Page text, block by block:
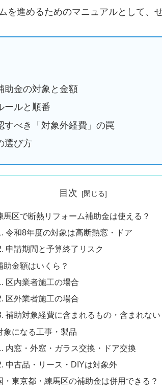
を進めるためのマニュアルとして、
助金の対象と金額
ールと順番
すべき「対象外経費」の罠
選び方
目次
馬区で断熱リフォーム補助金は使える？
令和8年度の対象は高断熱窓・ドア
申請期間と予算終了リスク
助金額はいくら？
区内業者施工の場合
区外業者施工の場合
補助対象経費に含まれるもの・含まれな
象になる工事・製品
内窓・外窓・ガラス交換・ドア交換
中古品・リース・DIYは対象外
・東京都・練馬区の補助金は併用できる？